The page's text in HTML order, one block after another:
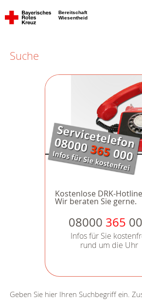
Bereitschaft
Wiesentheid
Suche
Kostenlose DRK-
Wir beraten Sie gerne.
08000 365
Infos für Sie
rund um die Uhr
Geben Sie hier Ihren Suchbegriff ein.